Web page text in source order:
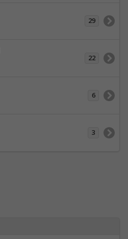
29
22
6
3